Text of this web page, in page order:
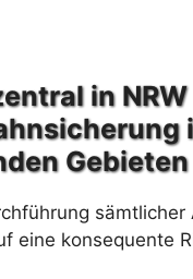
in
eine konsequente